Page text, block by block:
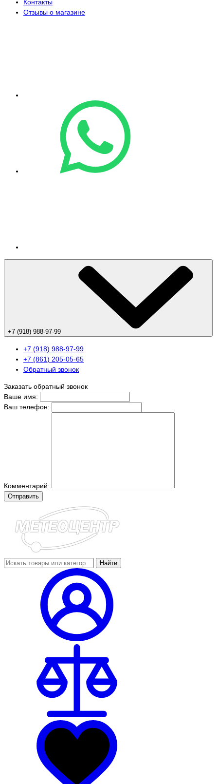
Контакты
Отзывы о магазине
+7 (918) 988-97-99
+7 (918) 988-97-99
+7 (861) 205-05-65
Обратный звонок
Заказать обратный звонок
Ваше имя:
Ваш телефон:
Комментарий:
Отправить
Найти